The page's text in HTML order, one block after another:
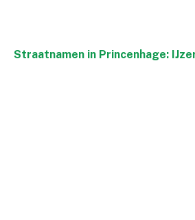
Straatnamen in Princenhage: